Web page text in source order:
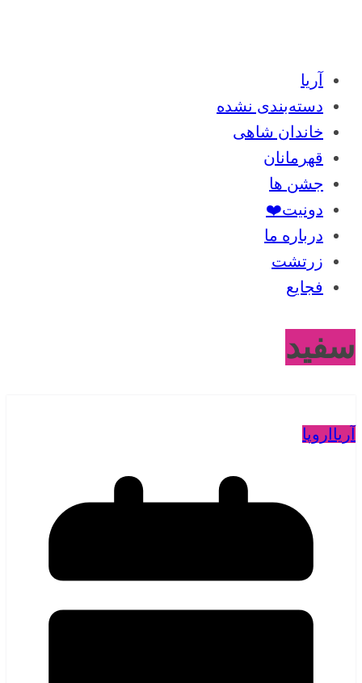
آریا
دسته‌بندی نشده
خاندان شاهی
قهرمانان
جشن ها
دونیت❤️
درباره ما
زرتشت
فجایع
سفید
آریا اروپا